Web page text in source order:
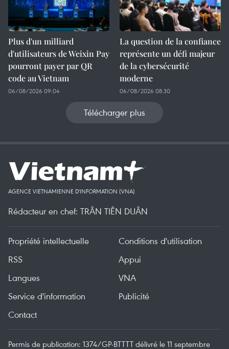
Plus d'un milliard
d'utilisateurs de Weixin Pay
pourront payer par QR
code au Vietnam
06/08/2026 09:04
La question de la confiance
représente un défi majeur
de la cybersécurité
moderne
06/08/2026 08:30
Télécharger plus
AGENCE VIETNAMIENNE D'INFORMATION (VNA)
Rédacteur en chef: TRÂN TIÊN DUÂN
Propriété intellectuelle
Conditions d'utilisation
RSS
Appui
Langues
VNA
Service d'information
Publicité
Contact
Permis de publication: 1374/GP-BTTTT délivré le 11 septembre